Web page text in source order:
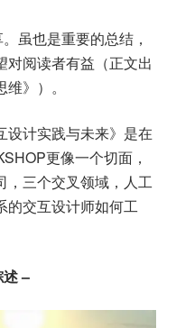
虽也是重要的总结，
对阅读者有益（正文出
》）。
设计实践与未来》是在
更像一个切面，
，三个交叉领域，人工
的交互设计师如何工
–